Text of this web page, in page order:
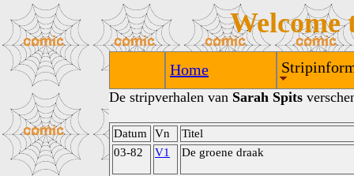
Welcome
Home
De stripverhalen van Sarah Spits
Datum Vn
Titel
03-82
V1 De groene draak